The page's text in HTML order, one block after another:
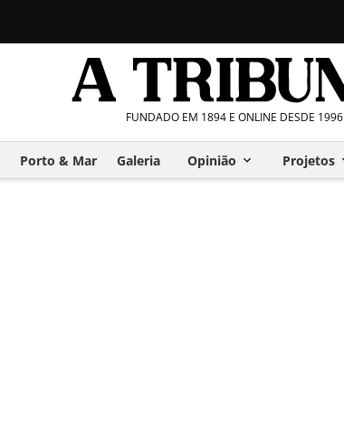
FUNDADO EM 1894 E ONLINE DESDE 1996
Porto & Mar Galeria Opinião Projetos